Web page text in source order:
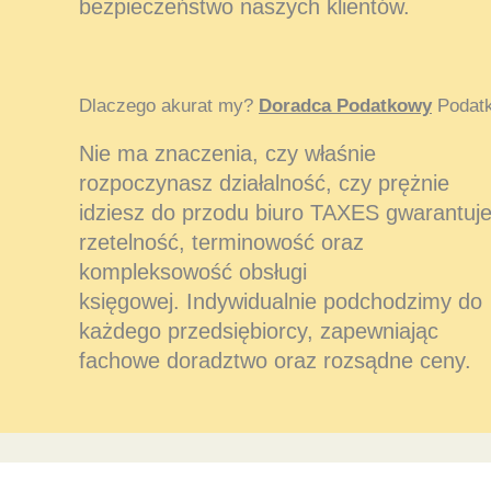
bezpieczeństwo naszych klientów.
Dlaczego akurat my? Doradca Podatkowy
Nie ma znaczenia, czy właśnie
rozpoczynasz działalność, czy prężnie
idziesz do przodu biuro TAXES gwarantuje
rzetelność, terminowość oraz
kompleksowość obsługi
księgowej. Indywidualnie podchodzimy do
każdego przedsiębiorcy, zapewniając
fachowe doradztwo oraz rozsądne ceny.